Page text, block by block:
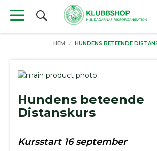
Sök
Produkter
hundutställning
Filtar
Bajspåsar
HEM HUNDENS BETEENDE
Hundens beteende
Distanskurs
Kursstart 16 september
Skip
the
end
of
gallery
to
the
beginning
images